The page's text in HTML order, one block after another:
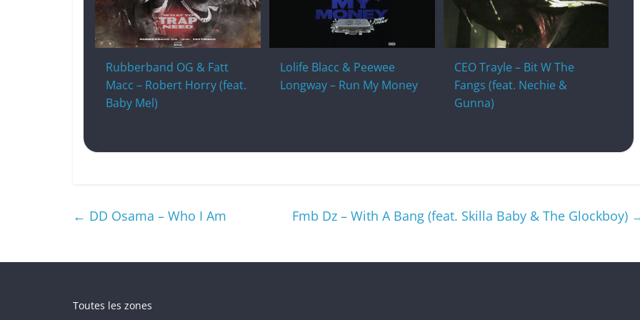
Rubberband OG & Fatt
Macc – Robert Horry (feat.
Baby Mel)
Lolife Blacc & Peewee
Longway – Run My Money
CEO Trayle – Bit W The
Fangs (feat. Nechie &
Gunna)
← DD Osama – Who I Am Fmb Dz – With A Bang (feat. Skilla Baby & The Glockboy)
Toutes les zones